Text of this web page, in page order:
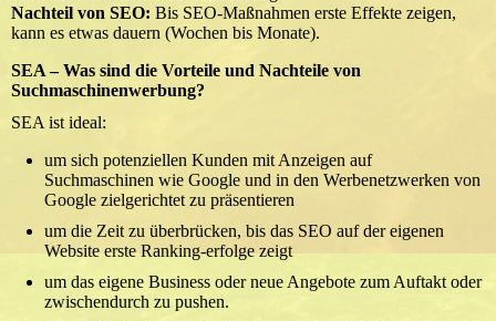
Nachteil von SEO: Bis SEO-Maßnahmen erste Effekte zeigen,
kann es etwas dauern (Wochen bis Monate).
SEA – Was sind die Vorteile und Nachteile von
Suchmaschinenwerbung?
SEA ist ideal:
um sich potenziellen Kunden mit Anzeigen auf
Suchmaschinen wie Google und in den Werbenetzwerken von
Google zielgerichtet zu präsentieren
um die Zeit zu überbrücken, bis das SEO auf der eigenen
Website erste Ranking-erfolge zeigt
um das eigene Business oder neue Angebote zum Auftakt oder
zwischendurch zu pushen.